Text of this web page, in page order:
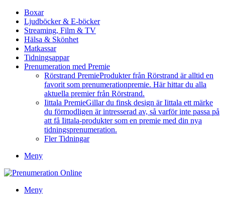
Boxar
Ljudböcker & E-böcker
Streaming, Film & TV
Hälsa & Skönhet
Matkassar
Tidningsappar
Prenumeration med Premie
Rörstrand PremieProdukter från Rörstrand är alltid en
favorit som prenumerationpremie. Här hittar du alla
aktuella premier från Rörstrand.
Iittala PremieGillar du finsk design är Iittala ett märke
du förmodligen är intresserad av, så varför inte passa på
att få Iittala-produkter som en premie med din nya
tidningsprenumeration.
Fler Tidningar
Meny
Meny